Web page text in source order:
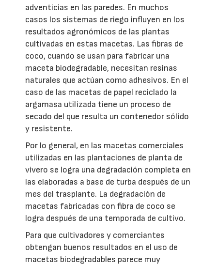
adventicias en las paredes. En muchos
casos los sistemas de riego influyen en los
resultados agronómicos de las plantas
cultivadas en estas macetas. Las fibras de
coco, cuando se usan para fabricar una
maceta biodegradable, necesitan resinas
naturales que actúan como adhesivos. En el
caso de las macetas de papel reciclado la
argamasa utilizada tiene un proceso de
secado del que resulta un contenedor sólido
y resistente.
Por lo general, en las macetas comerciales
utilizadas en las plantaciones de planta de
vivero se logra una degradación completa en
las elaboradas a base de turba después de un
mes del trasplante. La degradación de
macetas fabricadas con fibra de coco se
logra después de una temporada de cultivo.
Para que cultivadores y comerciantes
obtengan buenos resultados en el uso de
macetas biodegradables parece muy